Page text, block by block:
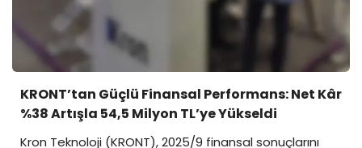
KRONT’tan Güçlü Finansal Performans: Net Kâr
%38 Artışla 54,5 Milyon TL’ye Yükseldi
Kron Teknoloji (KRONT), 2025/9 finansal sonuçlarını